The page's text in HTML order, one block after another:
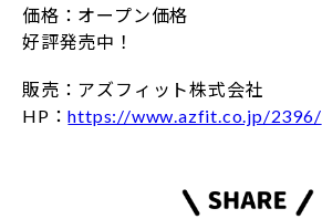
価格：オープン価格
好評発売中！
販売：アズフィット株式会社
HP：https://www.azfit.co.jp/2396/